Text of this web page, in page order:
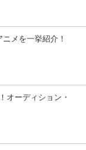
ニメを一挙紹介！
オーディション・